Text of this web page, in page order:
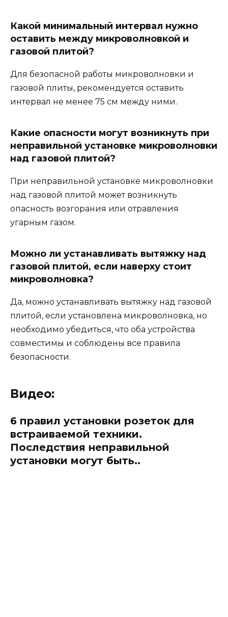
Какой минимальный интервал нужно
оставить между микроволновкой и
газовой плитой?
Для безопасной работы микроволновки и
газовой плиты, рекомендуется оставить
интервал не менее 75 см между ними.
Какие опасности могут возникнуть при
неправильной установке микроволновки
над газовой плитой?
При неправильной установке микроволновки
над газовой плитой может возникнуть
опасность возгорания или отравления
угарным газом.
Можно ли устанавливать вытяжку над
газовой плитой, если наверху стоит
микроволновка?
Да, можно устанавливать вытяжку над газовой
плитой, если установлена микроволновка, но
необходимо убедиться, что оба устройства
совместимы и соблюдены все правила
безопасности.
Видео:
6 правил установки розеток для
встраиваемой техники.
Последствия неправильной
установки могут быть..